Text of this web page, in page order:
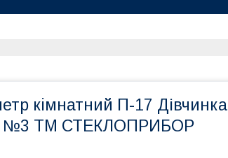
кiмнатний П-17 Дівчинка
№3 ТМ СТЕКЛОПРИБОР